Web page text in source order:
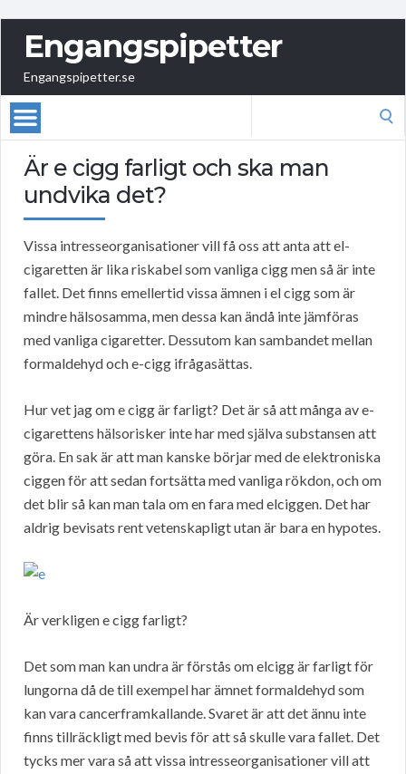
Engangspipetter
Engangspipetter.se
Är e cigg farligt och ska man
undvika det?
Vissa intresseorganisationer vill få oss att anta att el-
cigaretten är lika riskabel som vanliga cigg men så är inte
fallet. Det finns emellertid vissa ämnen i el cigg som är
mindre hälsosamma, men dessa kan ändå inte jämföras
med vanliga cigaretter. Dessutom kan sambandet mellan
formaldehyd och e-cigg ifrågasättas.
Hur vet jag om e cigg är farligt? Det är så att många av e-
cigarettens hälsorisker inte har med själva substansen att
göra. En sak är att man kanske börjar med de elektroniska
ciggen för att sedan fortsätta med vanliga rökdon, och om
det blir så kan man tala om en fara med elciggen. Det har
aldrig bevisats rent vetenskapligt utan är bara en hypotes.
Är verkligen e cigg farligt?
Det som man kan undra är förstås om elcigg är farligt för
lungorna då de till exempel har ämnet formaldehyd som
kan vara cancerframkallande. Svaret är att det ännu inte
finns tillräckligt med bevis för att så skulle vara fallet. Det
tycks mer vara så att vissa intresseorganisationer vill att